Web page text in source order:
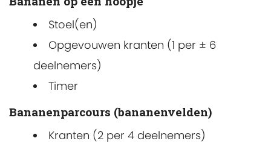
Stoel(en)
Opgevouwen kranten (1 per ± 6
deelnemers)
Timer
Bananenparcours (bananenvelden)
Kranten (2 per 4 deelnemers)